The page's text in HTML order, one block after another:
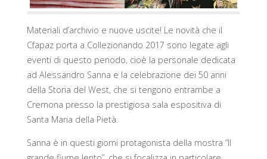
Materiali d’archivio e nuove uscite! Le novità che il
Cfapaz porta a Collezionando 2017 sono legate agli
eventi di questo periodo, cioè la personale dedicata
ad Alessandro Sanna e la celebrazione dei 50 anni
della Storia del West, che si tengono entrambe a
Cremona presso la prestigiosa sala espositiva di
Santa Maria della Pietà.
Sanna è in questi giorni protagonista della mostra “Il